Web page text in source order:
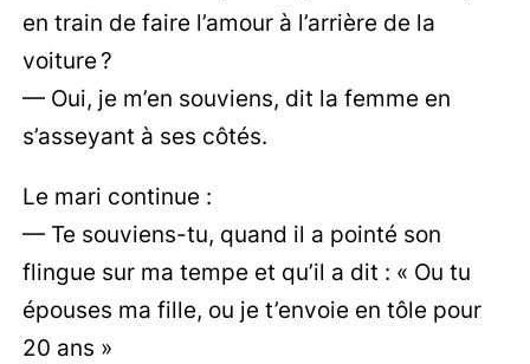
en train de faire l’amour à l’arrière de la
voiture ?
— Oui, je m’en souviens, dit la femme en
s’asseyant à ses côtés.
Le mari continue :
— Te souviens-tu, quand il a pointé son
flingue sur ma tempe et qu’il a dit : « Ou tu
épouses ma fille, ou je t’envoie en tôle pour
20 ans »